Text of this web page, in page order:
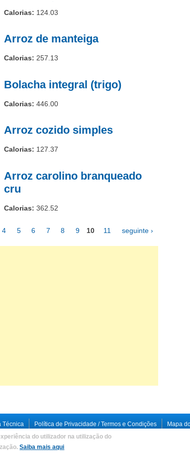
Calorias: 124.03
Arroz de manteiga
Calorias: 257.13
Bolacha integral (trigo)
Calorias: 446.00
Arroz cozido simples
Calorias: 127.37
Arroz carolino branqueado
cru
Calorias: 362.52
4 5 6 7 8 9 10 11 seguinte ›
Técnica Política de Privacidade / Termos e Condições Mapa
Digitais, Lda
do utilizador na utilização do
Saiba mais aqui